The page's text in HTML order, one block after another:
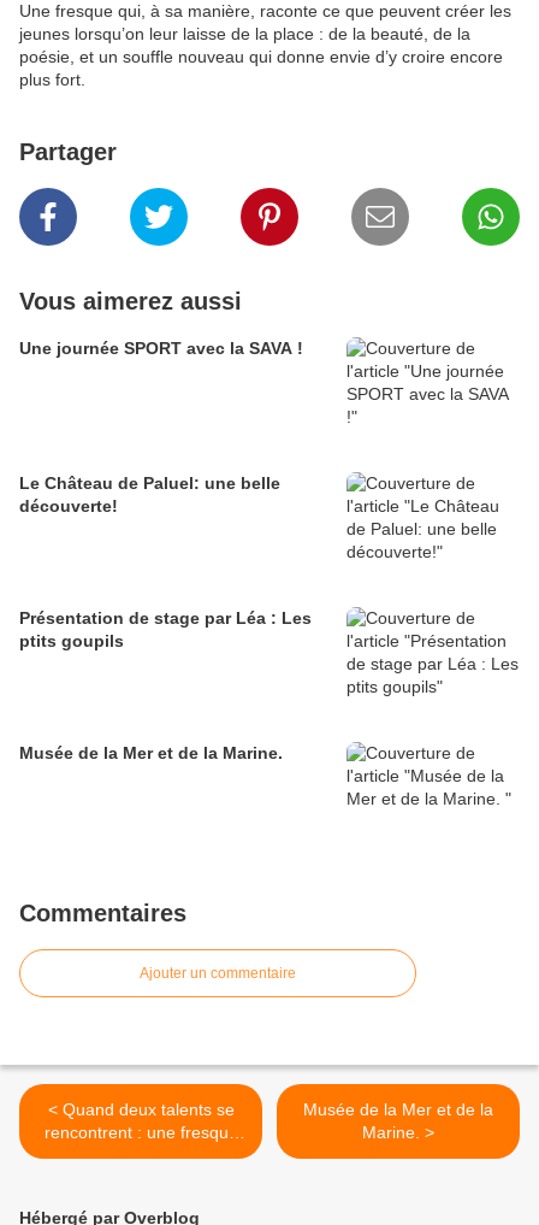
Une fresque qui, à sa manière, raconte ce que peuvent créer les
jeunes lorsqu’on leur laisse de la place : de la beauté, de la
poésie, et un souffle nouveau qui donne envie d’y croire encore
plus fort.
Partager
Vous aimerez aussi
Une journée SPORT avec la SAVA !
Le Château de Paluel: une belle
découverte!
Présentation de stage par Léa : Les
ptits goupils
Musée de la Mer et de la Marine.
Commentaires
Ajouter un commentaire
< Quand deux talents se
rencontrent : une fresque
murale qui célèbre la
Musée de la Mer et de la
Marine. >
Hébergé par Overblog